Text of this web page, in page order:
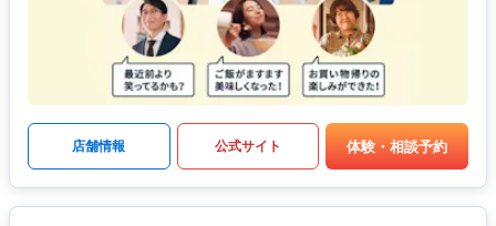
店舗情報 公式サイト 体験・相談予約